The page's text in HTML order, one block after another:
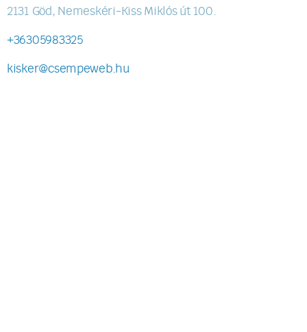
2131 Göd, Nemeskéri-Kiss Miklós út 100.
+36305983325
kisker@csempeweb.hu